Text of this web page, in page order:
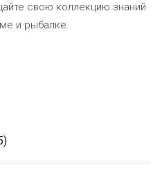
свою коллекцию знаний
и рыбалке.